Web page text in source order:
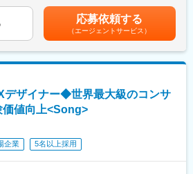
経験スタートが大半です
屋の店員、芸術系の職人、メーカーの営業、
入れており、女性も多く活躍しています。時
供が3歳になるまでは取得可能です
ない案件ほど、聞き出せた瞬間の達成感は
努力がインセンティブに反映されるため「成
とのあらゆるタッチポイントを捉え、構想か
未来」を設計し、ユーザーの心を動かす体
ます。
する新しいテクノロジーとの関係性も視野に
寄り添う体験を構築します。
UX方針の策定
当を含めた表記です。応募依頼する
（エージェントサービス）
デザイナー◆世界最大級のコンサ
価値向上<Song>
企業 5名以上採用